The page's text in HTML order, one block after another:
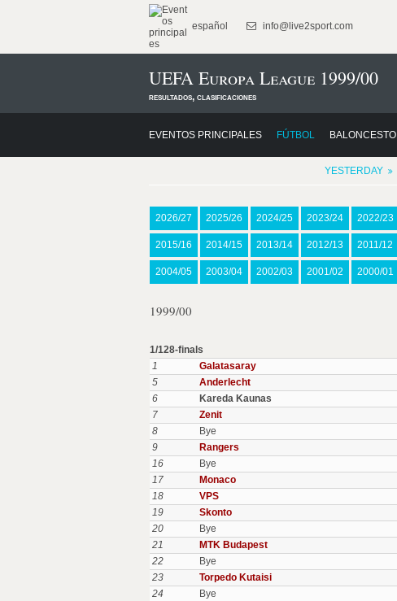
español info@live2sport.com
UEFA Europa League 1999/00
resultados, clasificaciones
EVENTOS PRINCIPALES FÚTBOL BALONCESTO
YESTERDAY
2026/27 2025/26 2024/25 2023/24 2022/23
2015/16 2014/15 2013/14 2012/13 2011/12
2004/05 2003/04 2002/03 2001/02 2000/01
1999/00
1/128-finals
1
Galatasaray
5
Anderlecht
6
Kareda Kaunas
7
Zenit
8
Bye
9
Rangers
16
Bye
17
Monaco
18
VPS
19
Skonto
20
Bye
21
MTK Budapest
22
Bye
23
Torpedo Kutaisi
24
Bye